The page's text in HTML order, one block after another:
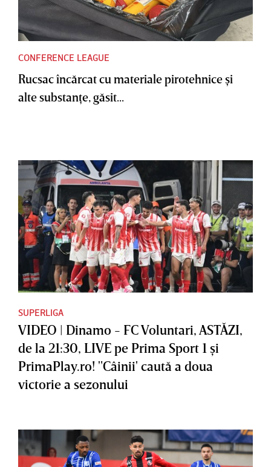
CONFERENCE LEAGUE
Rucsac încărcat cu materiale pirotehnice şi
alte substanţe, găsit...
SUPERLIGA
VIDEO | Dinamo - FC Voluntari, ASTĂZI,
de la 21:30, LIVE pe Prima Sport 1 şi
PrimaPlay.ro! "Câinii' caută a doua
victorie a sezonului